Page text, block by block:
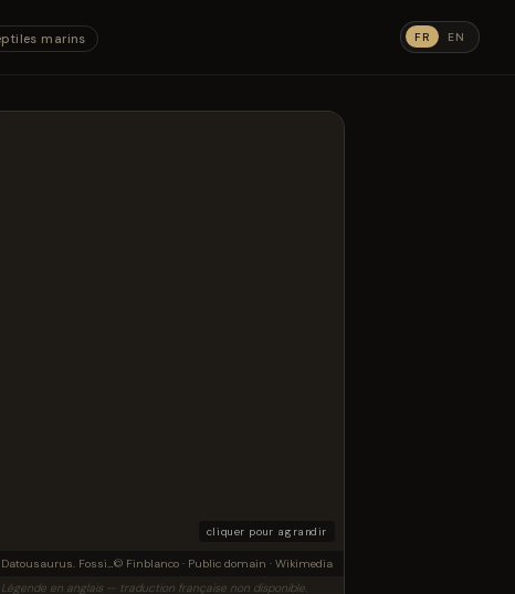
marins FR EN
cliquer pour agrandir
Datousaurus. Fossil in Shanghai Science &amp; Technology Museum© Finblanco · Public domain · Wikimedia
Légende en anglais — traduction française non disponible.